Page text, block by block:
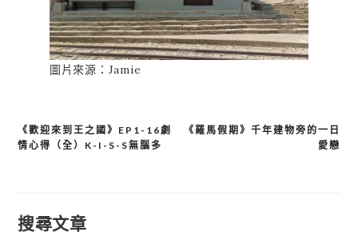
圖片來源：Jamie
文
覽
《羅馬假期》千年建物旁的一日
愛戀
《歡迎來到王之國》EP1-16劇
情心得（全）K-I-S-S無腦多
搜尋文章